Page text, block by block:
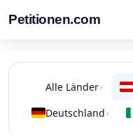
Petitionen.com
Alle Länder›
Deutschland ›